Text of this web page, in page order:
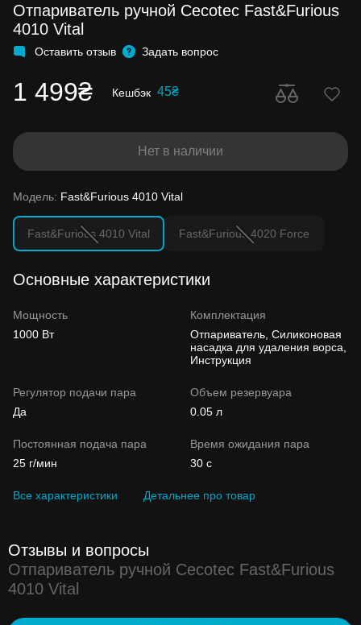
Отпариватель ручной Cecotec Fast&Furious
4010 Vital
Оставить отзыв Задать вопрос
1 499₴ Кешбэк 45₴
Нет в наличии
Модель: Fast&Furious 4010 Vital
Fast&Furious 4010 Vital Fast&Furious 4020 Force
Основные характеристики
Мощность
1000 Вт
Комплектация
Отпариватель, Силиконовая
насадка для удаления ворса,
Инструкция
Регулятор подачи пара
Да
Объем резервуара
0.05 л
Постоянная подача пара
25 г/мин
Время ожидания пара
30 с
Все характеристики Детальнее про товар
Отзывы и вопросы
Отпариватель ручной Cecotec Fast&Furious
4010 Vital